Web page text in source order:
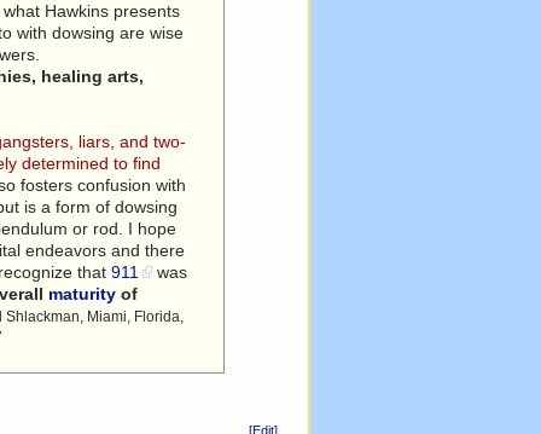
Hawkins presents
with dowsing are wise
healing arts,
liars, and two-
determined to find
fosters confusion with
is a form of dowsing
or rod. I hope
endeavors and there
that911
was
maturity of
Shlackman, Miami, Florida,
[Edit]